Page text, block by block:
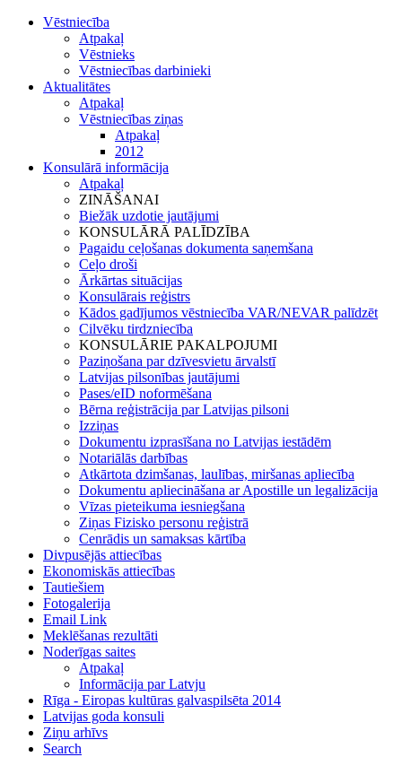
Vēstniecība
Atpakaļ
Vēstnieks
Vēstniecības darbinieki
Aktualitātes
Atpakaļ
Vēstniecības ziņas
Atpakaļ
2012
Konsulārā informācija
Atpakaļ
ZINĀŠANAI
Biežāk uzdotie jautājumi
KONSULĀRĀ PALĪDZĪBA
Pagaidu ceļošanas dokumenta saņemšana
Ceļo droši
Ārkārtas situācijas
Konsulārais reģistrs
Kādos gadījumos vēstniecība VAR/NEVAR palīdzēt
Cilvēku tirdzniecība
KONSULĀRIE PAKALPOJUMI
Paziņošana par dzīvesvietu ārvalstī
Latvijas pilsonības jautājumi
Pases/eID noformēšana
Bērna reģistrācija par Latvijas pilsoni
Izziņas
Dokumentu izprasīšana no Latvijas iestādēm
Notariālās darbības
Atkārtota dzimšanas, laulības, miršanas apliecība
Dokumentu apliecināšana ar Apostille un legalizācija
Vīzas pieteikuma iesniegšana
Ziņas Fizisko personu reģistrā
Cenrādis un samaksas kārtība
Divpusējās attiecības
Ekonomiskās attiecības
Tautiešiem
Fotogalerija
Email Link
Meklēšanas rezultāti
Noderīgas saites
Atpakaļ
Informācija par Latvju
Rīga - Eiropas kultūras galvaspilsēta 2014
Latvijas goda konsuli
Ziņu arhīvs
Search